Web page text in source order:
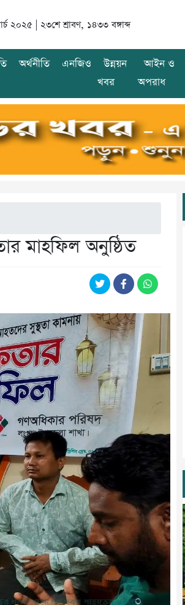
২০২৫ | ২৩শে শ্রাবণ, ১৪৩৩ বঙ্গাব্দ
অর্থনীতি এনজিও
উন্নয়ন
খবর
আইন ও
অপরাধ
মাহফিল অনুষ্ঠিত